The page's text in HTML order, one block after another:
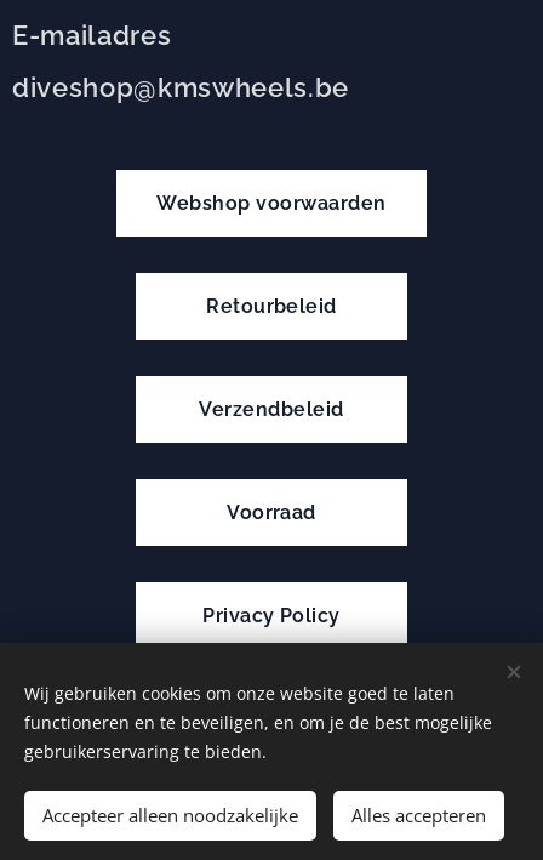
Toevoegen aan de winkelwagen
E-mailadres
diveshop@kmswheels.be
Webshop voorwaarden
Retourbeleid
Verzendbeleid
Voorraad
Privacy Policy
Cookies
Wij gebruiken cookies om onze website goed te laten
functioneren en te beveiligen, en om je de best mogelijke
gebruikerservaring te bieden.
Accepteer alleen noodzakelijke Alles accepteren